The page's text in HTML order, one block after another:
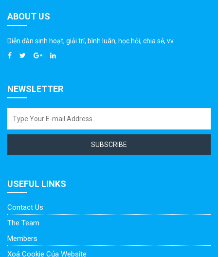
ABOUT US
Diễn đàn sinh hoạt, giải trí, bình luân, học hỏi, chia sẻ, vv.
NEWSLETTER
SUBSCRIBE
USEFUL LINKS
Contact Us
The Team
Members
Xoá Cookie Của Website